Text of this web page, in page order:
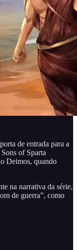
de entrada para a
of Sparta
Deimos, quando
na narrativa da série,
de guerra”, como